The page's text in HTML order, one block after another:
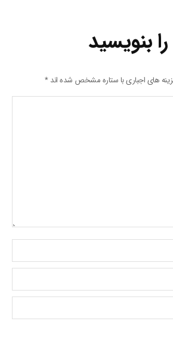
بنویسید
های اجباری با ستاره مشخص شده اند*